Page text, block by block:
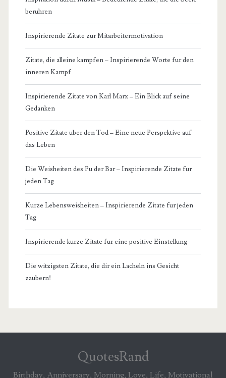
beruhren
Inspirierende Zitate zur Mitarbeitermotivation
Zitate, die alleine kampfen – Inspirierende Worte fur den
inneren Kampf
Inspirierende Zitate von Karl Marx – Ein Blick auf seine
Gedanken
Positive Zitate uber den Tod – Eine neue Perspektive auf
das Leben
Die Weisheiten des Pu der Bar – Inspirierende Zitate fur
jeden Tag
Kurze Lebensweisheiten – Inspirierende Zitate fur jeden
Tag
Inspirierende kurze Zitate fur eine positive Einstellung
Die witzigsten Zitate, die dir ein Lacheln ins Gesicht
zaubern!
QuotesRand
Birthday, Anniversary, Morning, Love, Life, Motivational